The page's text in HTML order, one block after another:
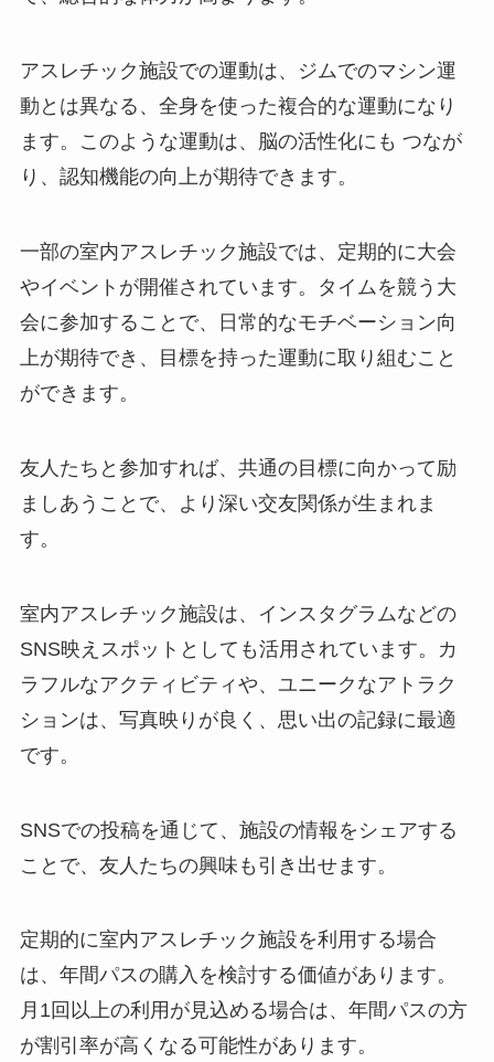
アスレチック施設での運動は、ジムでのマシン運
動とは異なる、全身を使った複合的な運動になり
ます。このような運動は、脳の活性化にも つなが
り、認知機能の向上が期待できます。
一部の室内アスレチック施設では、定期的に大会
やイベントが開催されています。タイムを競う大
会に参加することで、日常的なモチベーション向
上が期待でき、目標を持った運動に取り組むこと
ができます。
友人たちと参加すれば、共通の目標に向かって励
ましあうことで、より深い交友関係が生まれま
す。
室内アスレチック施設は、インスタグラムなどの
SNS映えスポットとしても活用されています。カ
ラフルなアクティビティや、ユニークなアトラク
ションは、写真映りが良く、思い出の記録に最適
です。
SNSでの投稿を通じて、施設の情報をシェアする
ことで、友人たちの興味も引き出せます。
定期的に室内アスレチック施設を利用する場合
は、年間パスの購入を検討する価値があります。
月1回以上の利用が見込める場合は、年間パスの方
が割引率が高くなる可能性があります。